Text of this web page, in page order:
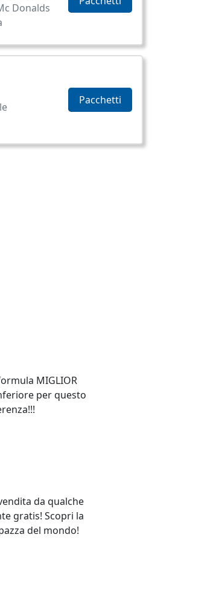
Donalds
Pacchetti
MIGLIOR
per questo
da qualche
gratis! Scopri la
del mondo!